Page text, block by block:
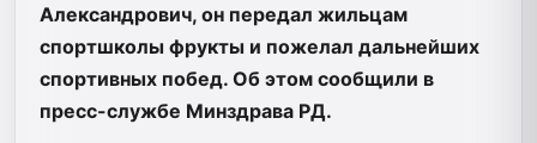
Александрович, он передал жильцам
спортшколы фрукты и пожелал дальнейших
спортивных побед. Об этом сообщили в
пресс-службе Минздрава РД.